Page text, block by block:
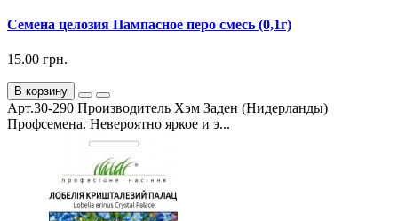
Семена целозия Пампасное перо смесь (0,1г)
15.00 грн.
В корзину
Арт.30-290 Производитель Хэм Заден (Нидерланды)
Профсемена. Невероятно яркое и э...